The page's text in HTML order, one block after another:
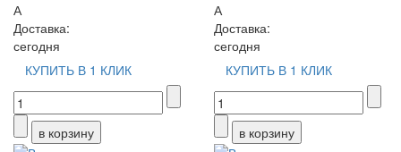
А
Доставка:
сегодня
КУПИТЬ В 1 КЛИК
А
Доставка:
сегодня
КУПИТЬ В 1 КЛИК